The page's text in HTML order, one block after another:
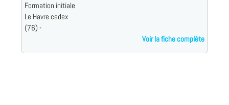
Formation initiale
Le Havre cedex
(76) -
Voir la fiche complète